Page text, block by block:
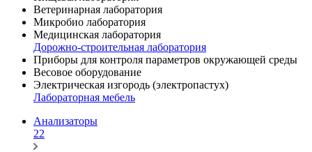
Ветеринарная лаборатория
Микробио лаборатория
Медицинская лаборатория
Дорожно-строительная лаборатория
Приборы для контроля параметров окружающей среды
Весовое оборудование
Электрическая изгородь (электропастух)
Лабораторная мебель
Анализаторы
22